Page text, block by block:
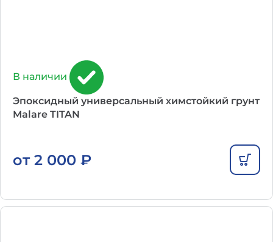
В наличии
Эпоксидный универсальный химстойкий грунт
Malare TITAN
от 2 000 ₽